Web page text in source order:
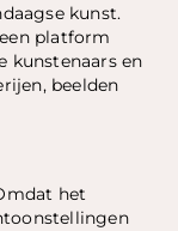
kunst.
platform
kunstenaars en
beelden
het